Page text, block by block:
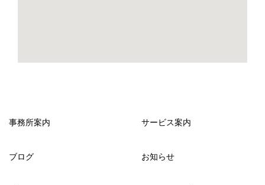
事務所案内 サービス案内
ブログ お知らせ